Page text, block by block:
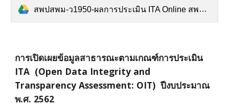
สพปสพม-ว1950-ผลการประเมิน ITA Online สพท. ปีงบประมาณ 2562.pdf
การเปิดเผยข้อมูลสาธารณะตามเกณฑ์การประเมิน
ITA (Open Data Integrity and
Transparency Assessment: OIT) ปีงบประมาณ
พ.ศ. 2562